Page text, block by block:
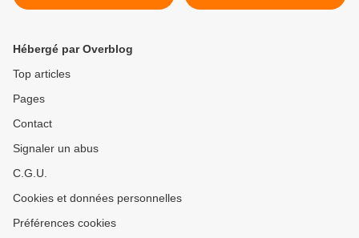
Hébergé par Overblog
Top articles
Pages
Contact
Signaler un abus
C.G.U.
Cookies et données personnelles
Préférences cookies